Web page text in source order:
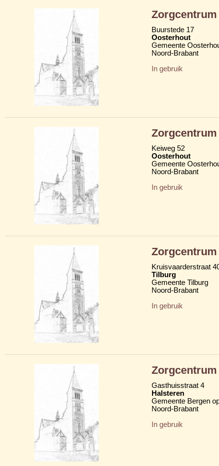
Buurstede 17
Oosterhout
Gemeente
Noord-Brabant
In gebruik
Zorgcentrum
Keiweg 52
Oosterhout
Gemeente
Noord-Brabant
In gebruik
Kruisvaarderstraat
Tilburg
Gemeente Tilburg
Noord-Brabant
In gebruik
Gasthuisstraat 4
Halsteren
Gemeente Bergen
Noord-Brabant
In gebruik